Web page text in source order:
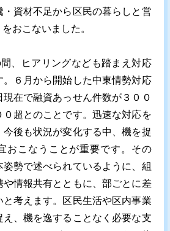
資材不足から区民の暮らしと営
おこないました。
、ヒアリングなども踏まえ対応
。６月から開始した中東情勢対応
在で融資あっせん件数が３００
超とのことです。迅速な対応を
後も状況が変化する中、機を捉
おこなうことが重要です。その
勢で述べられているように、組
情報共有とともに、部ごとに差
考えます。区民生活や区内事業
、機を逸することなく必要な支